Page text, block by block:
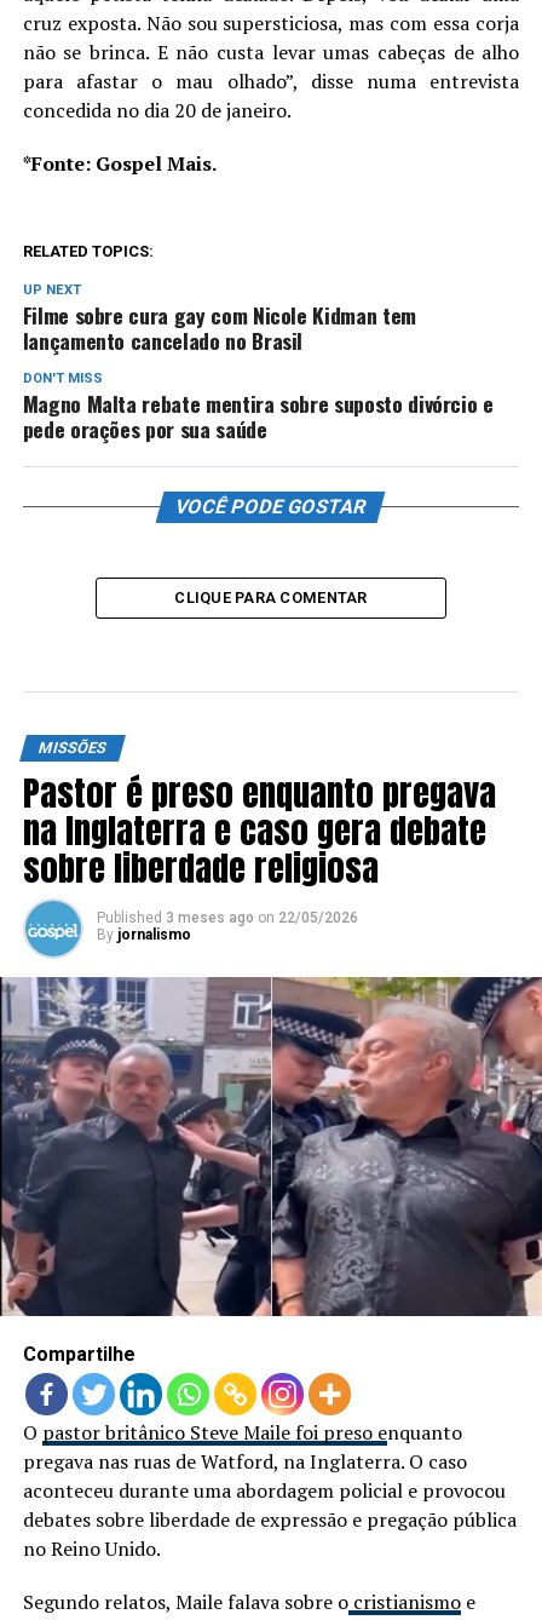
cruz exposta. Não sou supersticiosa, mas com essa corja
não se brinca. E não custa levar umas cabeças de alho
para afastar o mau olhado”, disse numa entrevista
concedida no dia 20 de janeiro.
*Fonte: Gospel Mais.
RELATED TOPICS:
UP NEXT
Filme sobre cura gay com Nicole Kidman tem
lançamento cancelado no Brasil
DON'T MISS
Magno Malta rebate mentira sobre suposto divórcio e
pede orações por sua saúde
VOCÊ PODE GOSTAR
CLIQUE PARA COMENTAR
MISSÕES
Pastor é preso enquanto pregava
na Inglaterra e caso gera debate
sobre liberdade religiosa
Published 3 meses ago on 22/05/2026
By jornalismo
Compartilhe
O pastor britânico Steve Maile foi preso enquanto
pregava nas ruas de Watford, na Inglaterra. O caso
aconteceu durante uma abordagem policial e provocou
debates sobre liberdade de expressão e pregação pública
no Reino Unido.
Segundo relatos, Maile falava sobre ocristianismoe